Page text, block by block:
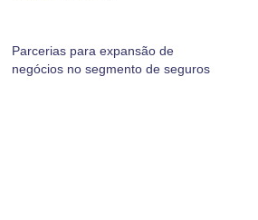
Parcerias para expansão de
negócios no segmento de seguros